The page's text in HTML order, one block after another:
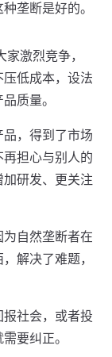
垄断是好的。
激烈竞争，
低成本，设法
质量。
，得到了市场
担心与别人的
研发、更关注
自然垄断者在
解决了难题，
社会，或者投
要纠正。